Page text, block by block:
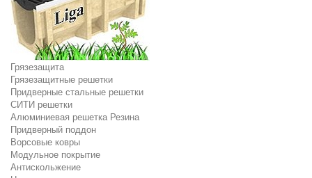
Грязезащита
Грязезащитные решетки
Придверные стальные решетки
СИТИ решетки
Алюминиевая решетка Резина
Придверный поддон
Ворсовые ковры
Модульное покрытие
Антискольжение